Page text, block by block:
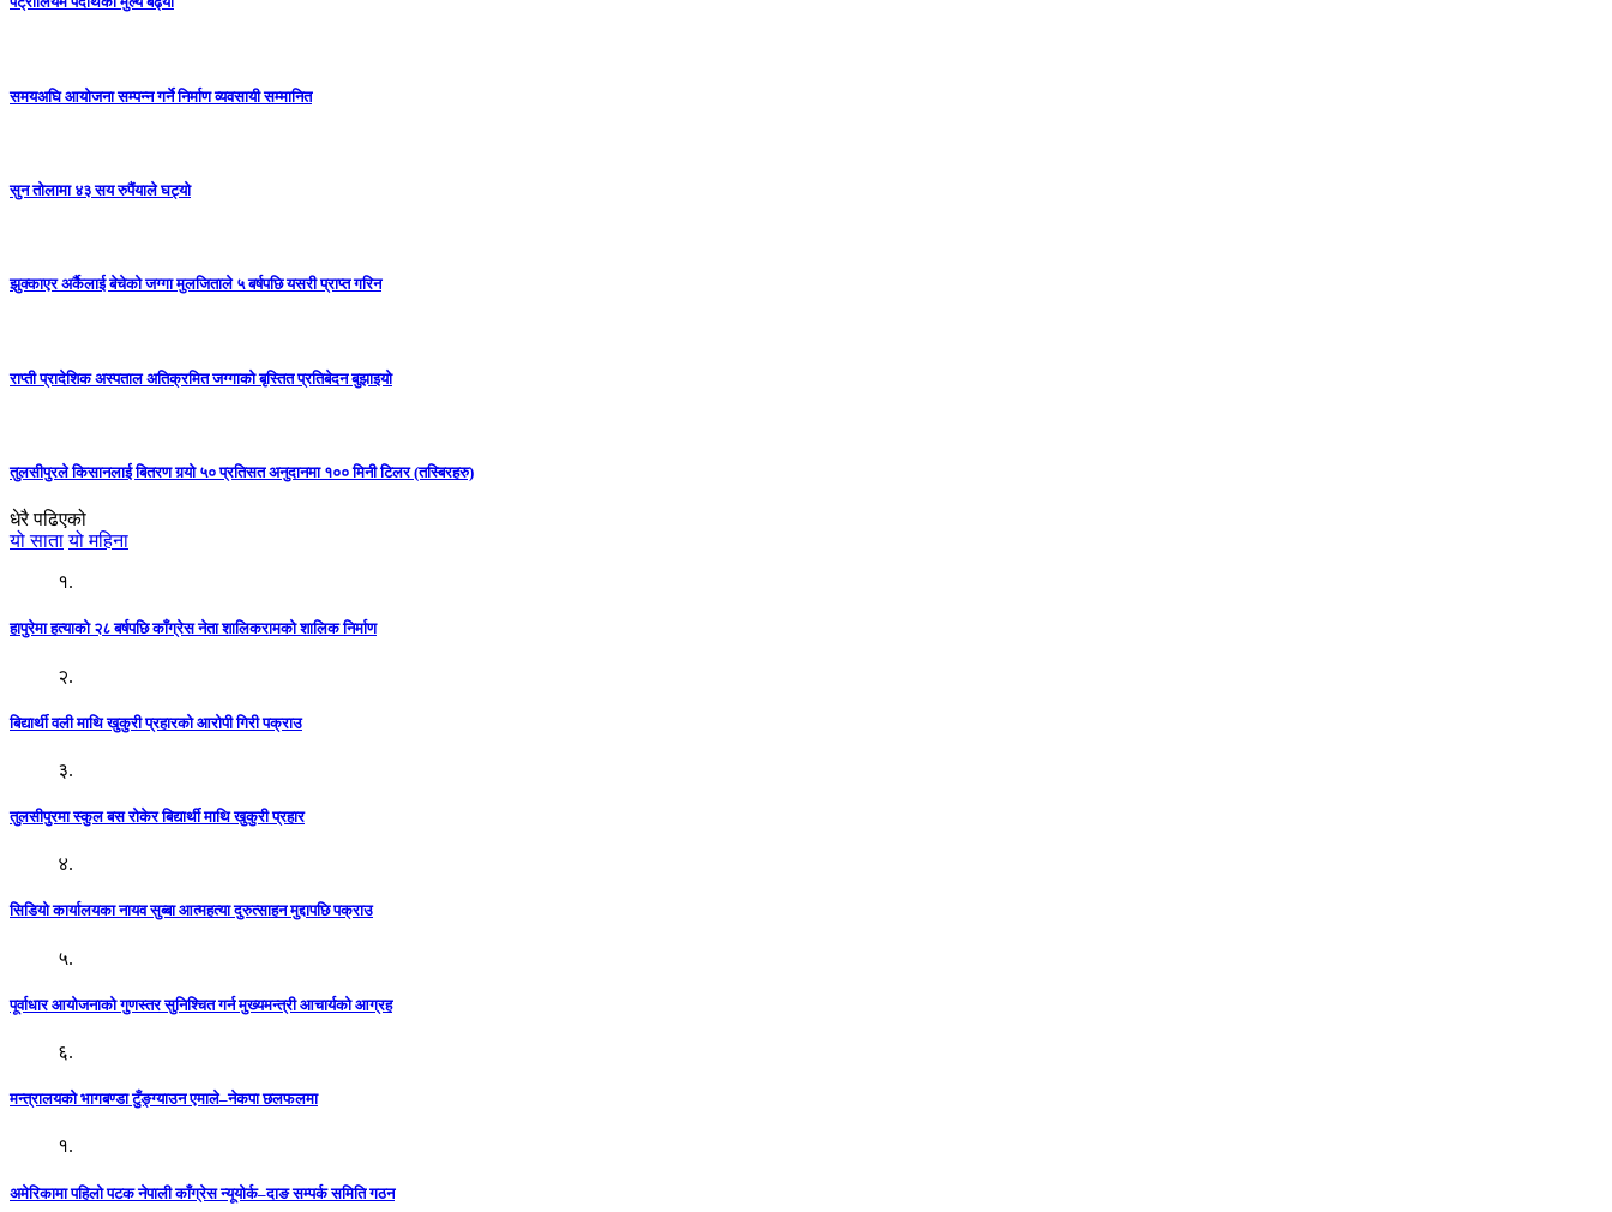
समयअघि आयोजना सम्पन्न गर्ने निर्माण व्यवसायी सम्मानित
सुन तोलामा ४३ सय रुपैंयाले घट्यो
झुक्काएर अर्कैलाई बेचेको जग्गा मुलजिताले ५ बर्षपछि यसरी प्राप्त गरिन
राप्ती प्रादेशिक अस्पताल अतिक्रमित जग्गाको बृस्तित प्रतिबेदन बुझाइयो
तुलसीपुरले किसानलाई बितरण गर्‍यो ५० प्रतिसत अनुदानमा १०० मिनी टिलर (तस्बिरहरु)
धेरै पढिएको
यो साता यो महिना
१.
हापुरेमा हत्याको २८ बर्षपछि काँग्रेस नेता शालिकरामको शालिक निर्माण
२.
बिद्यार्थी वली माथि खुकुरी प्रहारको आरोपी गिरी पक्राउ
३.
तुलसीपुरमा स्कुल बस रोकेर बिद्यार्थी माथि खुकुरी प्रहार
४.
सिडियो कार्यालयका नायव सुब्बा आत्महत्या दुरुत्साहन मुद्दापछि पक्राउ
५.
पूर्वाधार आयोजनाको गुणस्तर सुनिश्चित गर्न मुख्यमन्त्री आचार्यको आग्रह
६.
मन्त्रालयको भागबण्डा टुँङ्ग्याउन एमाले–नेकपा छलफलमा
१.
अमेरिकामा पहिलो पटक नेपाली काँग्रेस न्यूयोर्क–दाङ सम्पर्क समिति गठन